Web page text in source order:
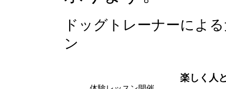
ドッグトレーナーによ
ン
楽しく人